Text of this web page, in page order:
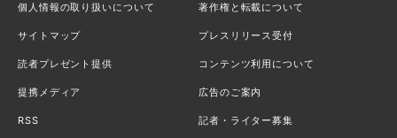
個人情報の取り扱いについて 著作権と転載について
サイトマップ プレスリリース受付
読者プレゼント提供 コンテンツ利用について
提携メディア 広告のご案内
RSS 記者・ライター募集